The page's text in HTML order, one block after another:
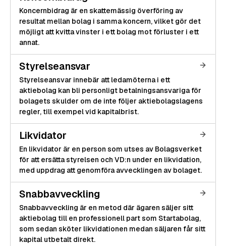
Koncernbidrag är en skattemässig överföring av
resultat mellan bolag i samma koncern, vilket gör det
möjligt att kvitta vinster i ett bolag mot förluster i ett
annat.
Styrelseansvar
Styrelseansvar innebär att ledamöterna i ett
aktiebolag kan bli personligt betalningsansvariga för
bolagets skulder om de inte följer aktiebolagslagens
regler, till exempel vid kapitalbrist.
Likvidator
En likvidator är en person som utses av Bolagsverket
för att ersätta styrelsen och VD:n under en likvidation,
med uppdrag att genomföra avvecklingen av bolaget.
Snabbavveckling
Snabbavveckling är en metod där ägaren säljer sitt
aktiebolag till en professionell part som Startabolag,
som sedan sköter likvidationen medan säljaren får sitt
kapital utbetalt direkt.